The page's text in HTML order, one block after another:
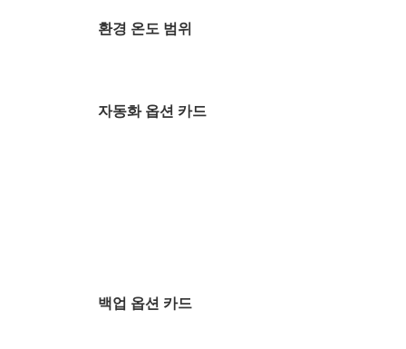
환경 온도 범위
자동화 옵션 카드
백업 옵션 카드